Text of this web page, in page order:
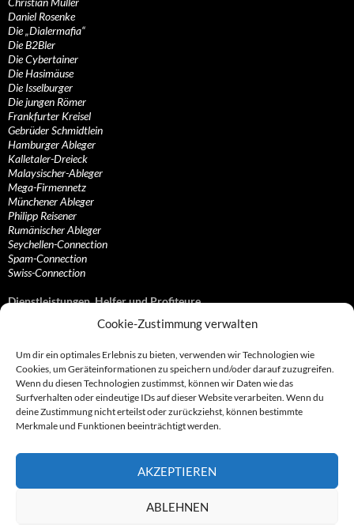
Cookie-Zustimmung verwalten
Um dir ein optimales Erlebnis zu bieten, verwenden wir Technologien wie
Cookies, um Geräteinformationen zu speichern und/oder darauf zuzugreifen.
Wenn du diesen Technologien zustimmst, können wir Daten wie das
Surfverhalten oder eindeutige IDs auf dieser Website verarbeiten. Wenn du
deine Zustimmung nicht erteilst oder zurückziehst, können bestimmte
Merkmale und Funktionen beeinträchtigt werden.
AKZEPTIEREN
ABLEHNEN
Daniel Rosenke
Die „Dialermafia“
Die B2Bler
Die Cybertainer
Die Hasimäuse
Die Isselburger
Die jungen Römer
Frankfurter Kreisel
Gebrüder Schmidtlein
Hamburger Ableger
Kalletaler-Dreieck
Malaysischer-Ableger
Mega-Firmennetz
Münchener Ableger
Philipp Reisener
Rumänischer Ableger
Seychellen-Connection
Spam-Connection
Swiss-Connection
Dienstleistungen, Helfer und Profiteure
Anonymisierungsdienste, VPN- und Web-Proxy…
Bezahlsysteme, Finanzdienstleister und…
Bürodienstleister, Firmengründer- und/oder…
Datenhändler, Adressbroker und zielgerichtetes…
Hosting, Routing, Provider, Domain-, Web- und…
Inkasso, Forderungsmanagement und eintreibende…
Spieleanbieter, Online- und Browsergames
Partnerprogramme, Vertriebskanäle- und…
Telekommunikationsdienstleister, Internet…
Vereine, Verbände, Vereinigungen und Lobbyisten
Web-Rotlichtbezirk, Erotik- und XXX-Anbieter
Sonstige Dienstleister, Profiteure und Kooperationen